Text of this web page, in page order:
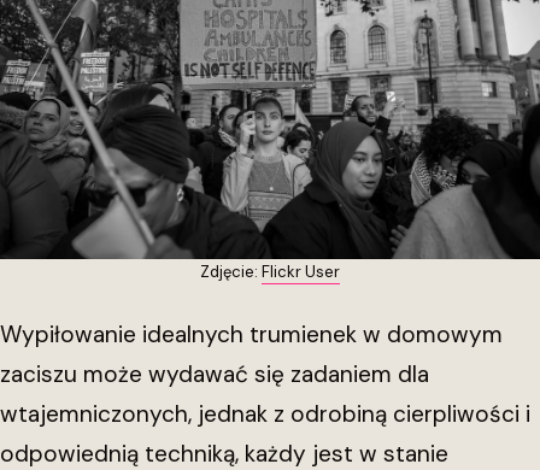
Zdjęcie: Flickr User
Wypiłowanie idealnych trumienek w domowym
zaciszu może wydawać się zadaniem dla
wtajemniczonych, jednak z odrobiną cierpliwości i
odpowiednią techniką, każdy jest w stanie